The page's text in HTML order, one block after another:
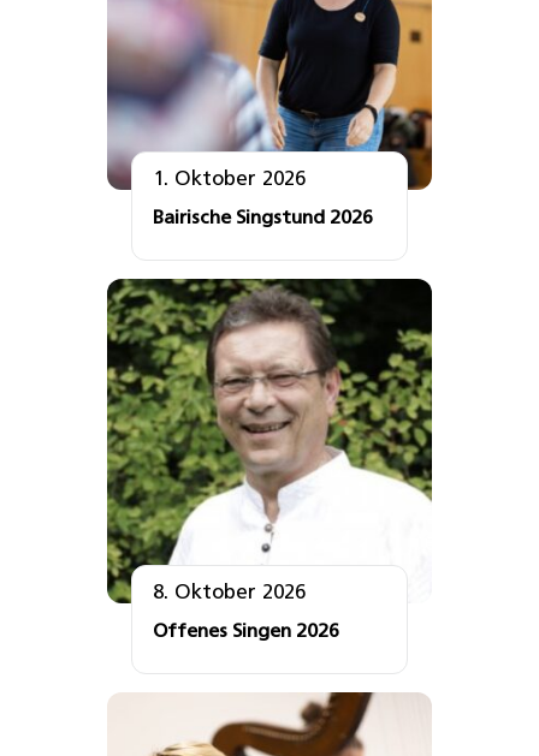
1. Oktober 2026
Bairische Singstund 2026
8. Oktober 2026
Offenes Singen 2026